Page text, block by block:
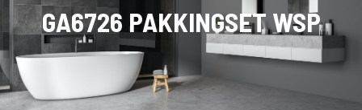
GA6726 PAKKINGSET WSP